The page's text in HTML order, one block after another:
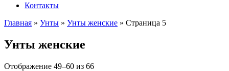
Контакты
Главная » Унты » Унты женские » Страница 5
Унты женские
Отображение 49–60 из 66